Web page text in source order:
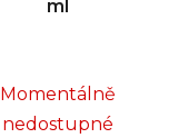
ml
Momentálně
nedostupné